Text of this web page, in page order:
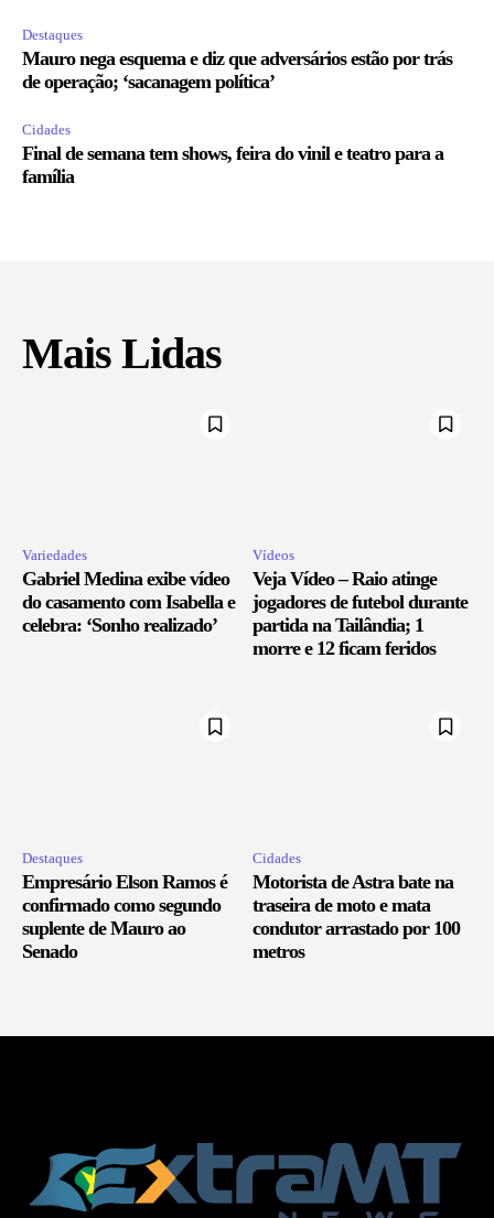
Destaques
Mauro nega esquema e diz que adversários estão por trás
de operação; ‘sacanagem política’
Cidades
Final de semana tem shows, feira do vinil e teatro para a
família
Mais Lidas
Variedades
Gabriel Medina exibe vídeo
do casamento com Isabella e
celebra: ‘Sonho realizado’
Vídeos
Veja Vídeo – Raio atinge
jogadores de futebol durante
partida na Tailândia; 1
morre e 12 ficam feridos
Destaques
Empresário Elson Ramos é
confirmado como segundo
suplente de Mauro ao
Senado
Cidades
Motorista de Astra bate na
traseira de moto e mata
condutor arrastado por 100
metros